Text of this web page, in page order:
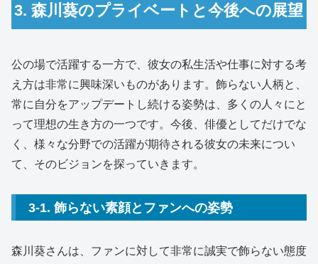
3. 森川葵のプライベートと今後への展望
公の場で活躍する一方で、彼女の私生活や仕事に対する考
え方は非常に興味深いものがあります。飾らない人柄と、
常に自分をアップデートし続ける姿勢は、多くの人々にと
って理想の生き方の一つです。今後、俳優としてだけでな
く、様々な分野での活躍が期待される彼女の未来につい
て、そのビジョンを探っていきます。
3-1. 飾らない素顔とファンへの姿勢
森川葵さんは、ファンに対して非常に誠実で飾らない態度